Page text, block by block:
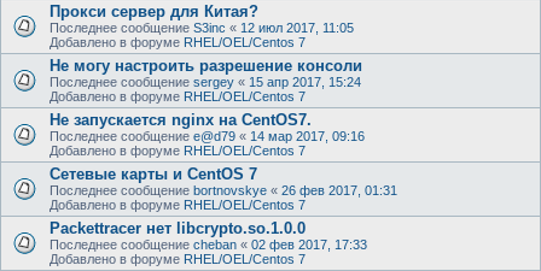
Прокси сервер для Китая?
Последнее сообщение S3inc « 12 июл 2017, 11:05
Добавлено в форуме RHEL/OEL/Centos 7
Не могу настроить разрешение консоли
Последнее сообщение sergey « 15 апр 2017, 15:24
Добавлено в форуме RHEL/OEL/Centos 7
Не запускается nginx на CentOS7.
Последнее сообщение e@d79 « 14 мар 2017, 09:16
Добавлено в форуме RHEL/OEL/Centos 7
Сетевые карты и CentOS 7
Последнее сообщение bortnovskye « 26 фев 2017, 01:31
Добавлено в форуме RHEL/OEL/Centos 7
Packettracer нет libcrypto.so.1.0.0
Последнее сообщение cheban « 02 фев 2017, 17:33
Добавлено в форуме RHEL/OEL/Centos 7